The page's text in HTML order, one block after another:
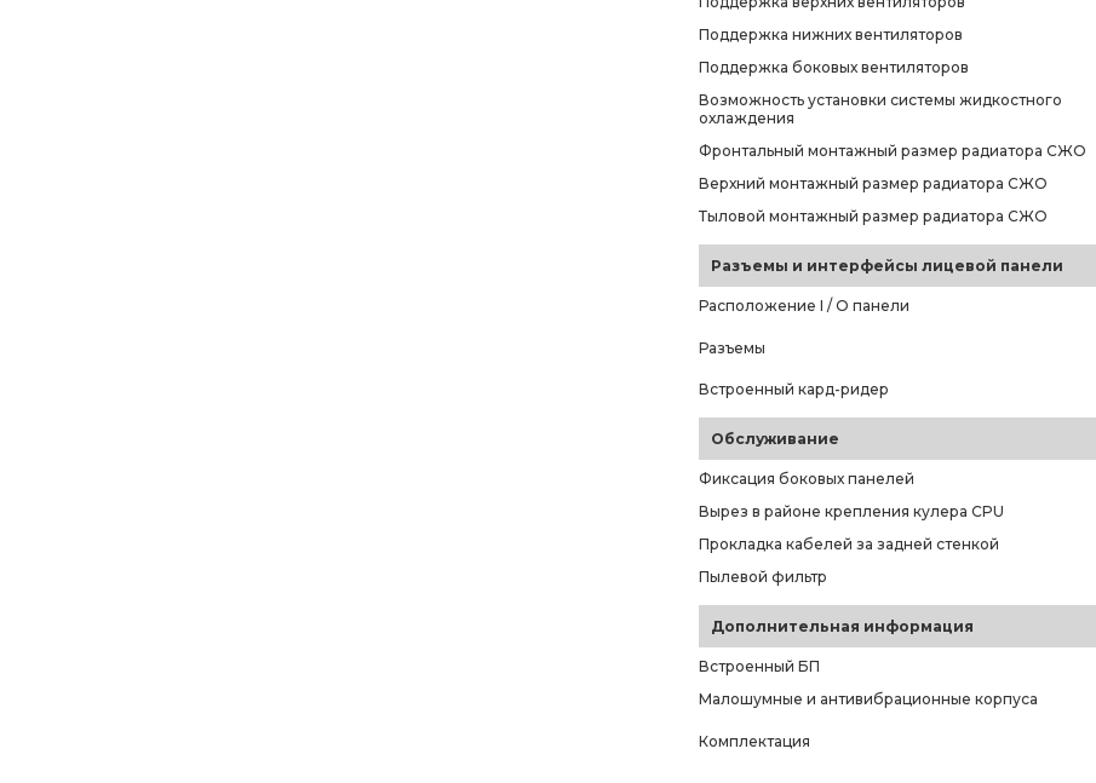
Поддержка нижних вентиляторов
Поддержка боковых вентиляторов
Возможность установки системы жидкостного
охлаждения
Фронтальный монтажный размер радиатора СЖО
Верхний монтажный размер радиатора СЖО
Тыловой монтажный размер радиатора СЖО
Разъемы и интерфейсы лицевой панели
Расположение I / O панели
Разъемы
Встроенный кард-ридер
Обслуживание
Фиксация боковых панелей
Вырез в районе крепления кулера CPU
Прокладка кабелей за задней стенкой
Пылевой фильтр
Дополнительная информация
Встроенный БП
Малошумные и антивибрационные корпуса
Комплектация